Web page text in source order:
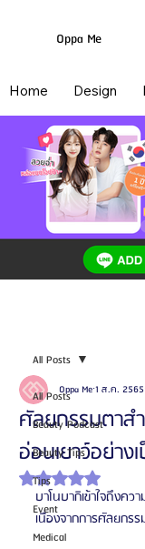
Oppa Me
Home Design
All Posts
Beauty Podcast
Beauty Tips
Tips
Event
Medical
All Posts
ศัลยกรรมตาส
อ่อนเยาว์อย่าง
Oppa Me1 ส.ค. 2565
ได้รับ NaN เต็ม 5 ด
บาโนบากิเข้าใจถึงค
เนื่องจากการศัลยก